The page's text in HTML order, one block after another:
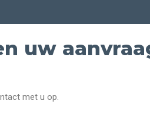
uw
met u op.